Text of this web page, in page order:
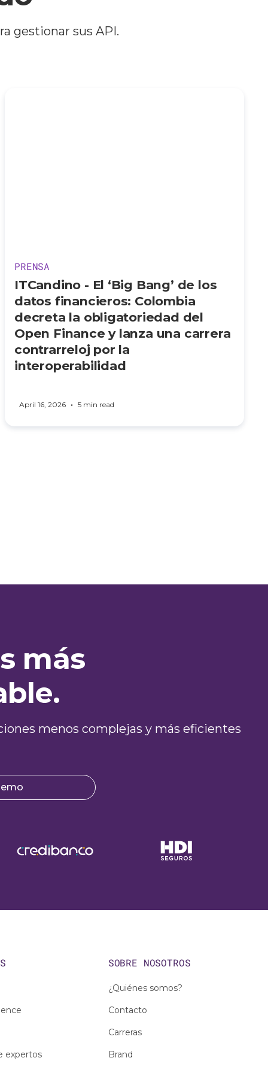
gestionar sus API.
PRENSA
ITCandino - El ‘Big Bang’ de los
datos financieros: Colombia
decreta la obligatoriedad del
Open Finance y lanza una carrera
contrarreloj por la
interoperabilidad
April 16, 2026 • 5 min read
más
menos complejas y más eficientes
expertos
SOBRE NOSOTROS
¿Quiénes somos?
Contacto
Carreras
Brand